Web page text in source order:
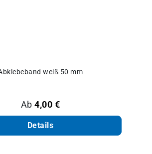
weiß 50 mm
Regulärer Preis:
Ab4,00 €
Details